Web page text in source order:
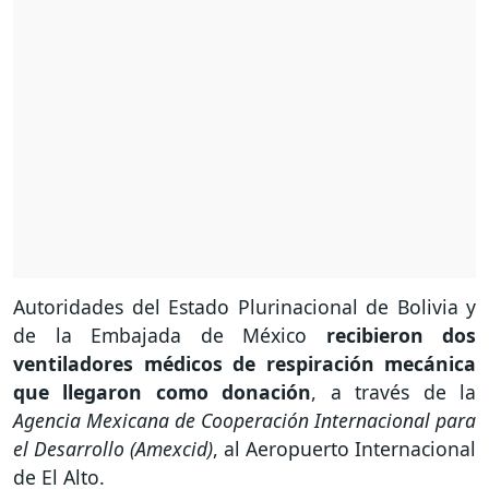
Autoridades del Estado Plurinacional de Bolivia y
de la Embajada de México recibieron dos
ventiladores médicos de respiración mecánica
que llegaron como donación, a través de la
Agencia Mexicana de Cooperación Internacional para
el Desarrollo (Amexcid), al Aeropuerto Internacional
de El Alto.